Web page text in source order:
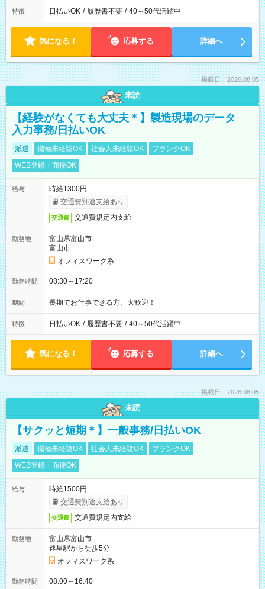
特徴 日払いOK / 履歴書不要 / 40～50代活躍中
気になる！ 応募する 詳細へ
掲載日：2026.08.05
未読
【経験がなくても大丈夫＊】製造現場のデータ
入力事務/日払いOK
派遣 職種未経験OK 社会人未経験OK
ブランクOK
WEB登録・面接OK
給与
時給1300円
交通費別途支給あり
交通費 交通費規定内支給
勤務地
富山県富山市
富山市
オフィスワーク系
勤務時間 08:30～17:20
期間 長期でお仕事できる方、大歓迎！
特徴 日払いOK / 履歴書不要 / 40～50代活躍中
気になる！ 応募する 詳細へ
掲載日：2026.08.05
未読
【サクッと短期＊】一般事務/日払いOK
派遣 職種未経験OK 社会人未経験OK
ブランクOK
WEB登録・面接OK
給与
時給1500円
交通費別途支給あり
交通費 交通費規定内支給
勤務地
富山県富山市
速星駅から徒歩5分
オフィスワーク系
勤務時間 08:00～16:40